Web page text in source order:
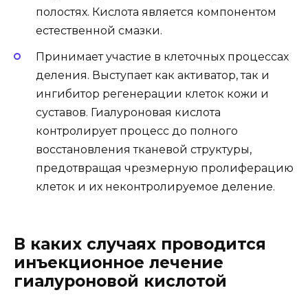
полостях. Кислота является компонентом
естественной смазки.
Принимает участие в клеточных процессах
деления. Выступает как активатор, так и
ингибитор регенерации клеток кожи и
суставов. Гиалуроновая кислота
контролирует процесс до полного
восстановления тканевой структуры,
предотвращая чрезмерную пролиферацию
клеток и их неконтролируемое деление.
В каких случаях проводится
инъекционное лечение
гиалуроновой кислотой